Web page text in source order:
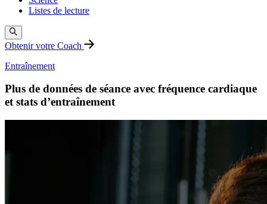
Listes de lecture
Obtenir votre Coach
Entraînement
Plus de données de séance avec fréquence cardiaque
et stats d’entraînement